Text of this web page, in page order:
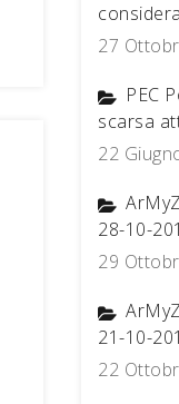
27
PEC
scarsa
22
28-10-
29
21-10-
22